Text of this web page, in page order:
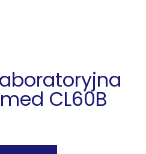
CL60B